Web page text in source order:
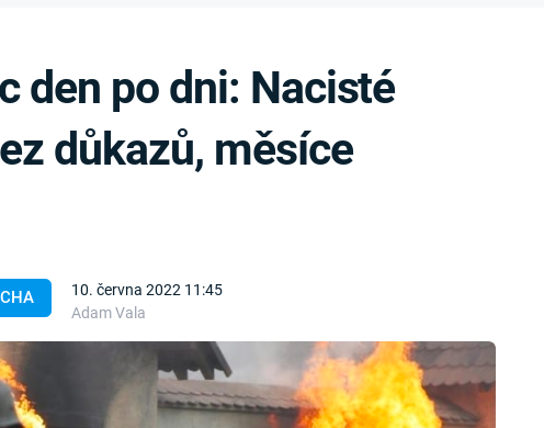
UTAJENÉ PŘÍBĚHY
ALTERNATIVNÍ
HISTORIE
10. června 2022 11:45
Adam Vala
den po dni: Nacisté
důkazů, měsíce